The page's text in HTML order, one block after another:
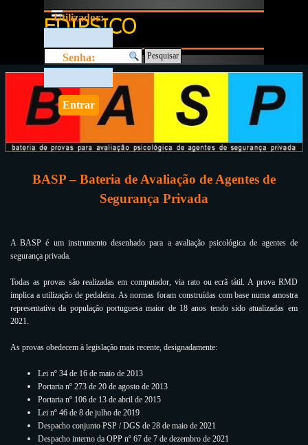
Saltar menu
Utilizador:
Senha: Pesquisar
BASP – Bateria de Avaliação de Agentes de
Segurança Privada
A BASP é um instrumento desenhado para a avaliação psicológica de agentes de
segurança privada.
Todas as provas são realizadas em computador, via rato ou ecrã tátil. A prova RMD
implica a utilização de pedaleira. As normas foram construídas com base numa amostra
representativa da população portuguesa maior de 18 anos tendo sido atualizadas em
2021.
As provas obedecem à legislação mais recente, designadamente:
Lei nº 34 de 16 de maio de 2013
Portaria nº 273 de 20 de agosto de 2013
Portaria nº 106 de 13 de abril de 2015
Lei nº 46 de 8 de julho de 2019
Despacho conjunto PSP / DGS de 28 de maio de 2021
Despacho interno da OPP nº 67 de 7 de dezembro de 2021